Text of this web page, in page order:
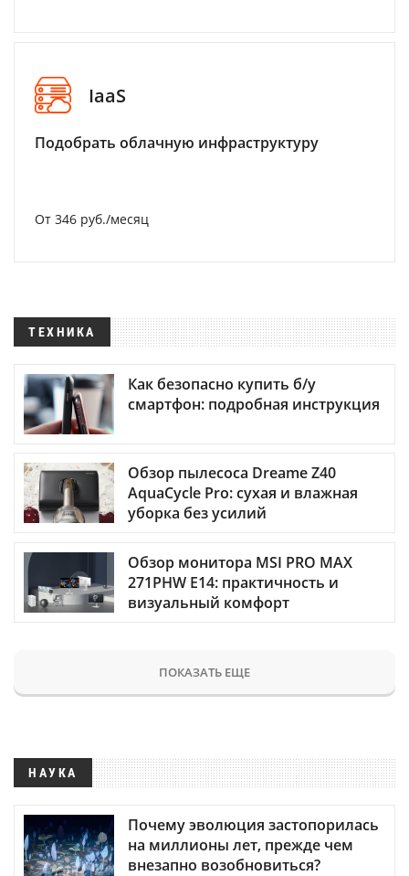
IaaS
Подобрать облачную инфраструктуру
От 346 руб./месяц
ТЕХНИКА
Как безопасно купить б/у
смартфон: подробная инструкция
Обзор пылесоса Dreame Z40
AquaCycle Pro: сухая и влажная
уборка без усилий
Обзор монитора MSI PRO MAX
271PHW E14: практичность и
визуальный комфорт
ПОКАЗАТЬ ЕЩЕ
НАУКА
Почему эволюция застопорилась
на миллионы лет, прежде чем
внезапно возобновиться?